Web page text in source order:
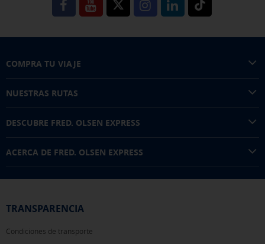
COMPRA TU VIAJE
NUESTRAS RUTAS
DESCUBRE FRED. OLSEN EXPRESS
ACERCA DE FRED. OLSEN EXPRESS
TRANSPARENCIA
Condiciones de transporte